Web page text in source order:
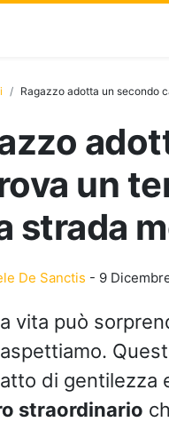
Ragazzo adotta un secondo
un
strada
De Sanctis - 9
a vita può
aspettiamo.
atto di gentilezza
straordinario